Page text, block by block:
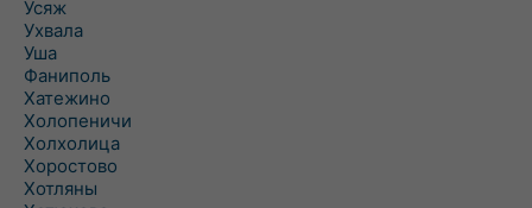
Усяж
Ухвала
Уша
Фаниполь
Хатежино
Холопеничи
Холхолица
Хоростово
Хотляны